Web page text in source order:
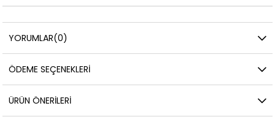
YORUMLAR(0)
ÖDEME SEÇENEKLERI
ÜRÜN ÖNERILERI